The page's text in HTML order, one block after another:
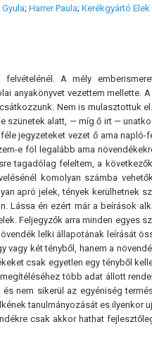
; Harrer Paula; Kerékgyártó Elek
A mély
anyakönyvet vezettem mellette.
Nem is mulasztottuk
szünetek alatt, — míg ő irt —
jegyzeteket vezet ő ama napló-
e föl legalább ama
tagadólag feleltem, a
komolyan számba
apró jelek, tények kerülhetnek
Lássa én ezért már a beírások
Feljegyzők arra minden egyes
lelki állapotának leírását
két tényből, hanem a
csak egyetlen egy tényből
több adat állott
nem sikerül az egyéniség
tanulmányozását es ilyenkor
csak akkor hathat